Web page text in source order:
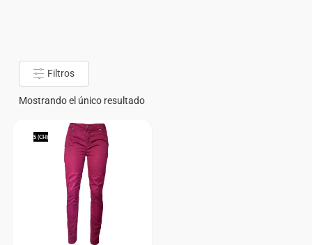
Filtros
Mostrando el único resultado
S (CH)